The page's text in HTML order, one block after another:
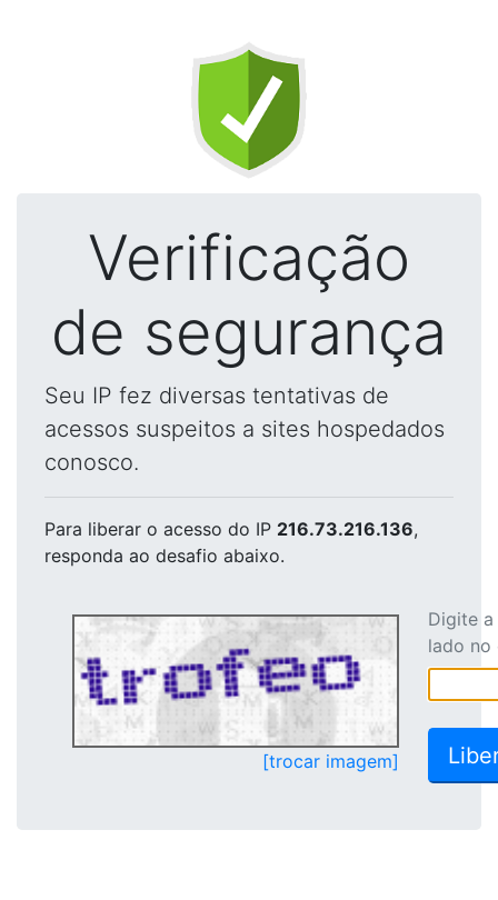
Verificação
de segurança
Seu IP fez diversas tentativas de
acessos suspeitos a sites hospedados
conosco.
Para liberar o acesso do IP 216.73.216.136,
responda ao desafio abaixo.
[trocar imagem]
Digite
lado no